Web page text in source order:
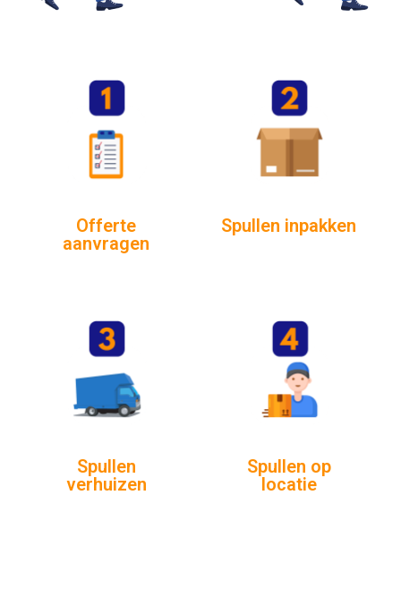
Offerte
aanvragen
Spullen inpakken
Spullen
verhuizen
Spullen op
locatie